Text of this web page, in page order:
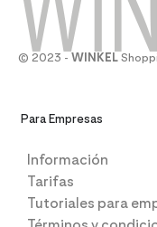
© 2023 - WINKEL
Para Empresas
Información
Tarifas
Tutoriales para